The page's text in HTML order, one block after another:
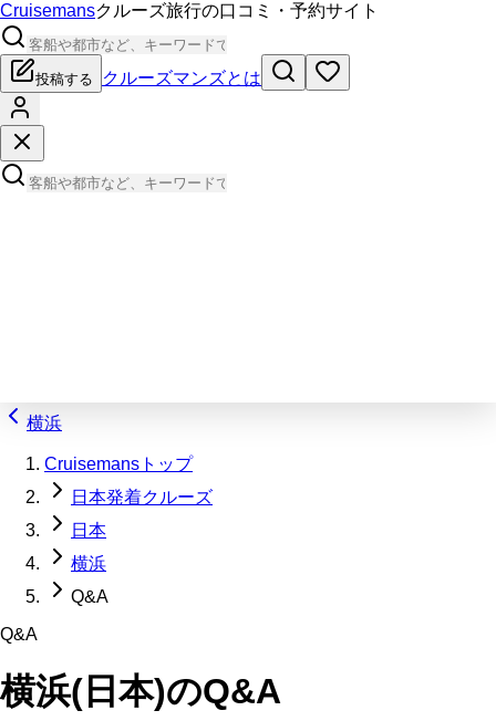
Cruisemansクルーズ旅行の口コミ・予約サイト
投稿する クルーズマンズとは
横浜
Cruisemansトップ
日本発着クルーズ
日本
横浜
Q&A
Q&A
横浜(日本)のQ&A